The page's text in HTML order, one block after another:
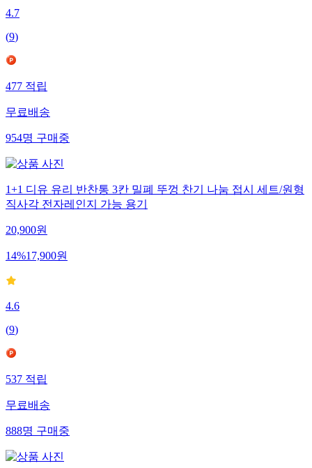
4.7
(9)
477 적립
무료배송
954명 구매중
1+1 디유 유리 반찬통 3칸 밀폐 뚜껑 찬기 나눔 접시 세트/원형
직사각 전자레인지 가능 용기
20,900원
14%17,900원
4.6
(9)
537 적립
무료배송
888명 구매중